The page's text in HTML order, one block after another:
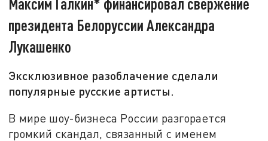
президента Белоруссии Александра
Лукашенко
Эксклюзивное разоблачение сделали
популярные русские артисты.
В мире шоу-бизнеса России разгорается
громкий скандал, связанный с именем